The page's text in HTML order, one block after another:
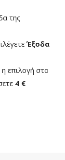
της
Έξοδα
επιλογή στο
4 €